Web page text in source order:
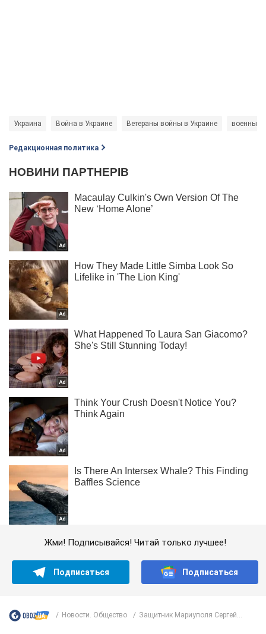
Украина Война в Украине Ветераны войны в Украине военные
Редакционная политика
Жми! Подписывайся! Читай только лучшее!
Подписаться Подписаться
Новости. Общество Защитник Мариуполя Сергей...